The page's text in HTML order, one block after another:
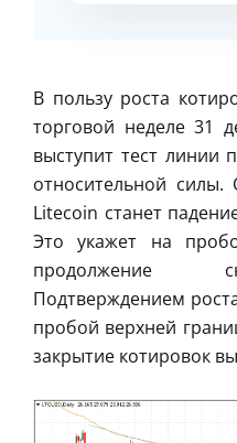
В пользу роста
торговой неделе 31
выступит тест линии
относительной силы.
Litecoin станет
Это укажет на
продолжение
Подтверждением
пробой верхней
закрытие котировок